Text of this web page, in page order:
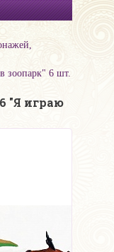
зоопарк" 6 шт.
"Я играю